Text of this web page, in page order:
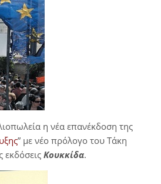
η νέα επανέκδοση της
” με νέο πρόλογο του Τάκη
Κουκκίδα.